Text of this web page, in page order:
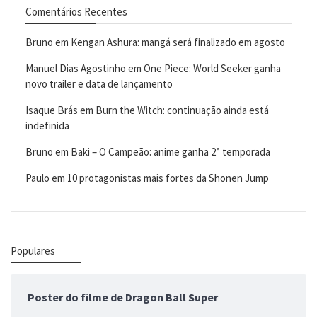
Comentários Recentes
Bruno em Kengan Ashura: mangá será finalizado em agosto
Manuel Dias Agostinho em One Piece: World Seeker ganha
novo trailer e data de lançamento
Isaque Brás em Burn the Witch: continuação ainda está
indefinida
Bruno em Baki – O Campeão: anime ganha 2ª temporada
Paulo em 10 protagonistas mais fortes da Shonen Jump
Populares
Poster do filme de Dragon Ball Super